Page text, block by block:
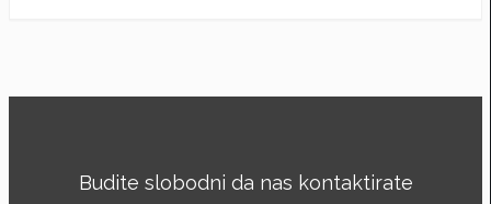
Budite slobodni da nas kontaktirate